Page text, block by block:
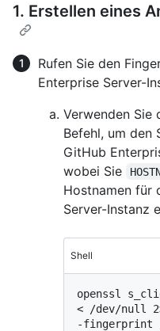
1. Erstellen eines
Rufen Sie den
Enterprise Server-
Verwenden Sie
Befehl, um den
GitHub
wobei Sie
Hostnamen für
Server-Instanz
Shell
openssl
< /dev/null
-fingerprint